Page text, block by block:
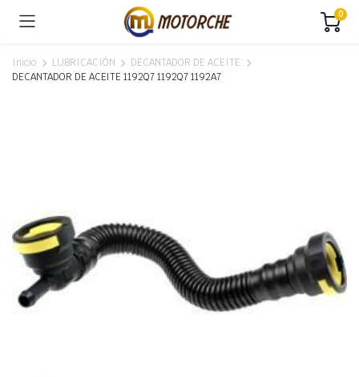
0
Inicio LUBRICACIÓN
DECANTADOR DE ACEITE
DECANTADOR DE ACEITE 1192Q7 1192Q7 1192A7